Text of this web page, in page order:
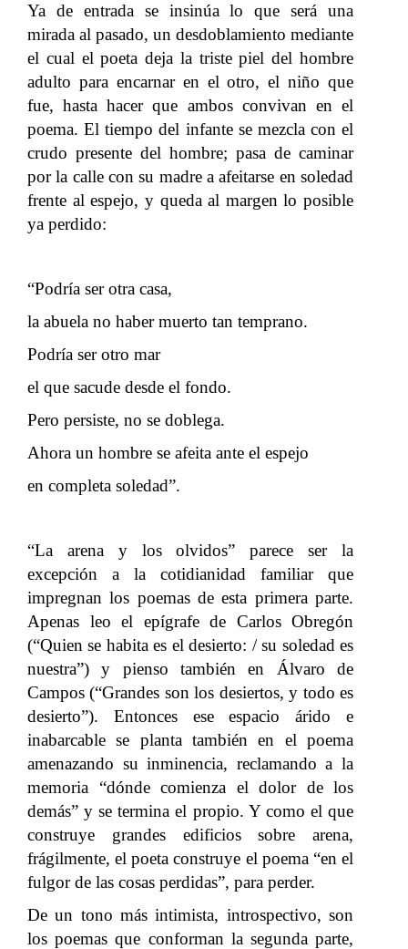
Ya de entrada se insinúa lo que será una
mirada al pasado, un desdoblamiento mediante
el cual el poeta deja la triste piel del hombre
adulto para encarnar en el otro, el niño que
fue, hasta hacer que ambos convivan en el
poema. El tiempo del infante se mezcla con el
crudo presente del hombre; pasa de caminar
por la calle con su madre a afeitarse en soledad
frente al espejo, y queda al margen lo posible
ya perdido:
“Podría ser otra casa,
la abuela no haber muerto tan temprano.
Podría ser otro mar
el que sacude desde el fondo.
Pero persiste, no se doblega.
Ahora un hombre se afeita ante el espejo
en completa soledad”.
“La arena y los olvidos” parece ser la
excepción a la cotidianidad familiar que
impregnan los poemas de esta primera parte.
Apenas leo el epígrafe de Carlos Obregón
(“Quien se habita es el desierto: / su soledad es
nuestra”) y pienso también en Álvaro de
Campos (“Grandes son los desiertos, y todo es
desierto”). Entonces ese espacio árido e
inabarcable se planta también en el poema
amenazando su inminencia, reclamando a la
memoria “dónde comienza el dolor de los
demás” y se termina el propio. Y como el que
construye grandes edificios sobre arena,
frágilmente, el poeta construye el poema “en el
fulgor de las cosas perdidas”, para perder.
De un tono más intimista, introspectivo, son
los poemas que conforman la segunda parte,